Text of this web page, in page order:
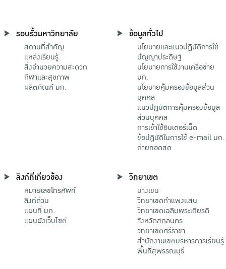
รอบรั้วมหาวิทยาลัย
สถานที่สำคัญ
แหล่งเรียนรู้
สิ่งอำนวยความสะดวก
กีฬาและสุขภาพ
ผลิตภัณฑ์ มก.
ข้อมูลทั่วไป
นโยบายและแนวปฏิบัติการใช้
ปัญญาประดิษฐ์
นโยบายการใช้งานเครือข่าย
มก.
นโยบายคุ้มครองข้อมูลส่วน
บุคคล
แนวปฏิบัติการคุ้มครองข้อมูล
ส่วนบุคคล
การเข้าใช้อินเตอร์เน็ต
ข้อปฏิบัติในการใช้ e-mail มก.
ถ่ายทอดสด
ลิงก์ที่เกี่ยวข้อง
หมายเลขโทรศัพท์
ลิงก์ด่วน
แผนที่ มก.
แผนผังเว็บไซต์
วิทยาเขต
บางเขน
วิทยาเขตกําแพงแสน
วิทยาเขตเฉลิมพระเกียรติ
จังหวัดสกลนคร
วิทยาเขตศรีราชา
สำนักงานเขตบริหารการเรียนรู้
พื้นที่สุพรรณบุรี